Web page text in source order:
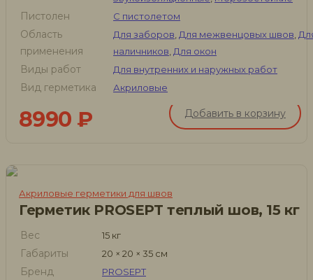
Пистолен С пистолетом
Область
применения
Для заборов,Для межвенцовых швов,
наличников,Для окон
Виды работ Для внутренних и наружных работ
Вид герметика Акриловые
8990 ₽ Добавить в корзину
Акриловые герметики для швов
Герметик PROSEPT теплый шов, 15 кг
Вес 15 кг
Габариты 20 × 20 × 35 см
Бренд PROSEPT